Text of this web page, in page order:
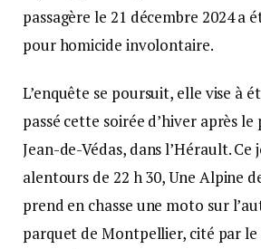
passagère le 21 décembre 2024 a
pour homicide involontaire.
L’enquête se poursuit, elle vise à
passé cette soirée d’hiver après le
Jean-de-Védas, dans l’Hérault. Ce
alentours de 22 h 30, Une Alpine
prend en chasse une moto sur
parquet de Montpellier, cité par